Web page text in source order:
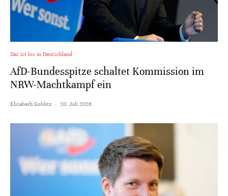
Das ist los in Deutschland
AfD-Bundesspitze schaltet Kommission im
NRW-Machtkampf ein
Elisabeth Koblitz · 20. Juli 2026